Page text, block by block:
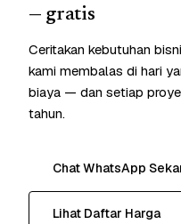
— gratis
Ceritakan kebutuhan
kami membalas di hari
biaya — dan setiap
tahun.
Chat WhatsApp
Lihat Daftar Harga